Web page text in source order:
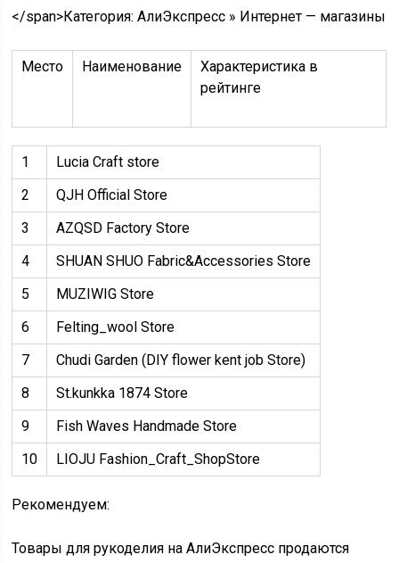
</span>Категория: АлиЭкспресс » Интернет — магазины
Место Наименование
Характеристика в
рейтинге
1
Lucia Craft store
2
QJH Official Store
3
AZQSD Factory Store
4
SHUAN SHUO Fabric&Accessories Store
5
MUZIWIG Store
6
Felting_wool Store
7
Chudi Garden (DIY flower kent job Store)
8
St.kunkka 1874 Store
9
Fish Waves Handmade Store
10
LIOJU Fashion_Craft_ShopStore
Рекомендуем:
Товары для рукоделия на АлиЭкспресс продаются